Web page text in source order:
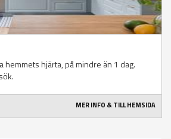
hemmets hjärta, på mindre än 1 dag.
MER INFO & TILL HEMSIDA